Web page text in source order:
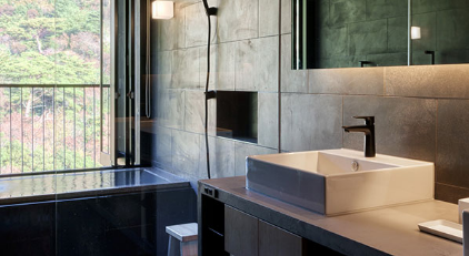
ナチュラルファンデーション
ナチュラルファンデーションは、ヨーロッパの広大な自然
合した高品質なヘア・ボディアイテムです。オーガニック
マーガレットジョセフィン
お肌にも環境にもやさしい、アメニティアイテムです。生分
環境中に排出されたシャンプーやボディソープが速やか